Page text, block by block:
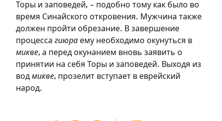
Торы и заповедей, – подобно тому как было во
время Синайского откровения. Мужчина также
должен пройти обрезание. В завершение
процесса гиюра ему необходимо окунуться в
микве, а перед окунанием вновь заявить о
принятии на себя Торы и заповедей. Выходя из
вод микве, прозелит вступает в еврейский
народ.
Зарегистрироваться
на сайте